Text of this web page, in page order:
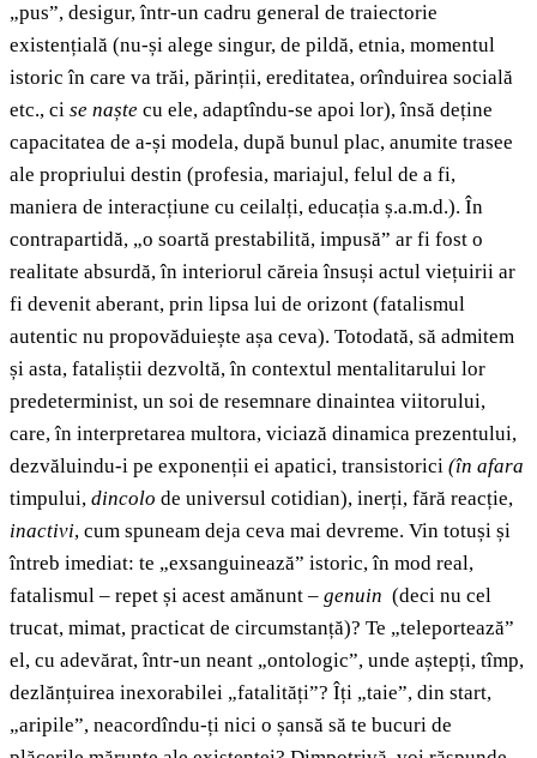
„pus”, desigur, într-un cadru general de traiectorie
existențială (nu-și alege singur, de pildă, etnia, momentul
istoric în care va trăi, părinții, ereditatea, orînduirea socială
etc., ci se naște cu ele, adaptîndu-se apoi lor), însă deține
capacitatea de a-și modela, după bunul plac, anumite trasee
ale propriului destin (profesia, mariajul, felul de a fi,
maniera de interacțiune cu ceilalți, educația ș.a.m.d.). În
contrapartidă, „o soartă prestabilită, impusă” ar fi fost o
realitate absurdă, în interiorul căreia însuși actul viețuirii ar
fi devenit aberant, prin lipsa lui de orizont (fatalismul
autentic nu propovăduiește așa ceva). Totodată, să admitem
și asta, fataliștii dezvoltă, în contextul mentalitarului lor
predeterminist, un soi de resemnare dinaintea viitorului,
care, în interpretarea multora, viciază dinamica prezentului,
dezvăluindu-i pe exponenții ei apatici, transistorici (în afara
timpului, dincolo de universul cotidian), inerți, fără reacție,
inactivi, cum spuneam deja ceva mai devreme. Vin totuși și
întreb imediat: te „exsanguinează” istoric, în mod real,
fatalismul – repet și acest amănunt – genuin (deci nu cel
trucat, mimat, practicat de circumstanță)? Te „teleportează”
el, cu adevărat, într-un neant „ontologic”, unde aștepți, tîmp,
dezlănțuirea inexorabilei „fatalități”? Îți „taie”, din start,
„aripile”, neacordîndu-ți nici o șansă să te bucuri de